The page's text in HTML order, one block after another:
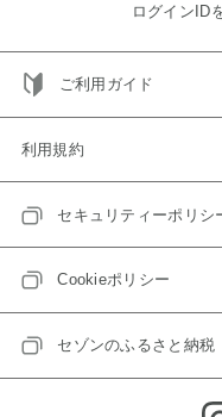
ログインID
ご利用ガイド
利用規約
セキュリティーポリシ
Cookieポリシー
セゾンのふるさと納税